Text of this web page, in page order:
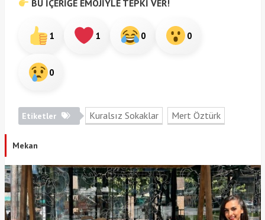
BU İÇERİĞE EMOJİYLE TEPKİ VER!
1 1 0 0
0
Etiketler Kuralsız Sokaklar Mert Öztürk
Mekan